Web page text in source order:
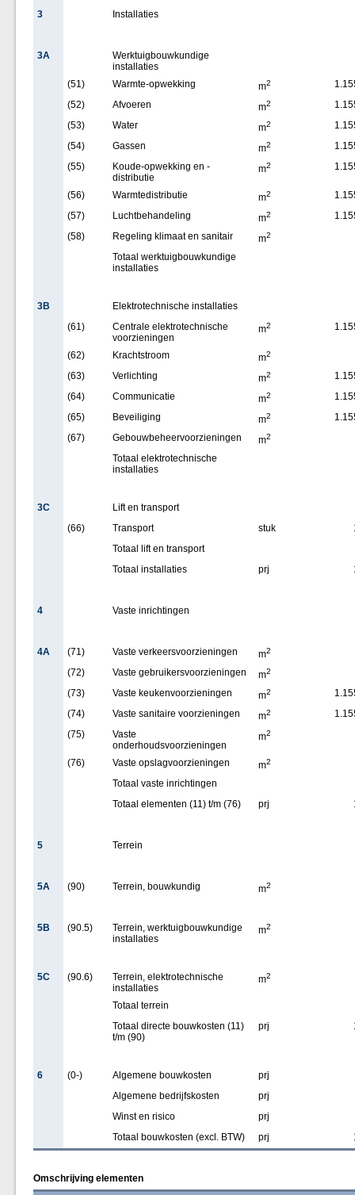
3 Installaties
3A
Werktuigbouwkundige
installaties
(51)
Warmte-opwekking m2
(52)
Afvoeren m2
(53)
Water m2
(54)
Gassen m2
(55)
Koude-opwekking en -
distributie
m2
(56) Warmtedistributie m2
(57)
Luchtbehandeling m2
(58)
Regeling klimaat en sanitair m2
Totaal werktuigbouwkundige
installaties
3B
Elektrotechnische installaties
(61)
Centrale elektrotechnische
voorzieningen
m2
(62) Krachtstroom m2
(63) Verlichting m2
(64)
Communicatie m2
(65)
Beveiliging m2
(67)
Gebouwbeheervoorzieningen m2
Totaal elektrotechnische
installaties
3C
Lift en transport
(66)
Transport stuk
Totaal lift en transport
Totaal installaties
prj
4 Vaste inrichtingen
4A (71) Vaste verkeersvoorzieningen m2
(72) Vaste gebruikersvoorzieningen m2
(73) Vaste keukenvoorzieningen m2
(74)
Vaste sanitaire voorzieningen m2
(75)
Vaste
onderhoudsvoorzieningen
m2
(76) Vaste opslagvoorzieningen m2
Totaal vaste inrichtingen
Totaal elementen (11) t/m (76)
prj
5 Terrein
5A (90) Terrein, bouwkundig m2
5B (90.5)
Terrein, werktuigbouwkundige
installaties
m2
5C (90.6)
Terrein, elektrotechnische
installaties
m2
Totaal terrein
Totaal directe bouwkosten (11)
t/m (90)
prj
6 (0-) Algemene bouwkosten
prj
Algemene bedrijfskosten
prj
Winst en risico
prj
Totaal bouwkosten (excl. BTW)
prj
Omschrijving elementen